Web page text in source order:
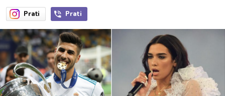
Prati Prati